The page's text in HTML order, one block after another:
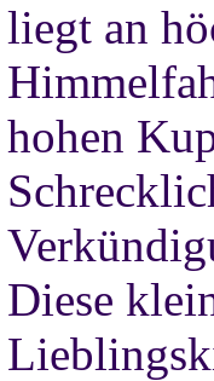
liegt an
hohen
Diese